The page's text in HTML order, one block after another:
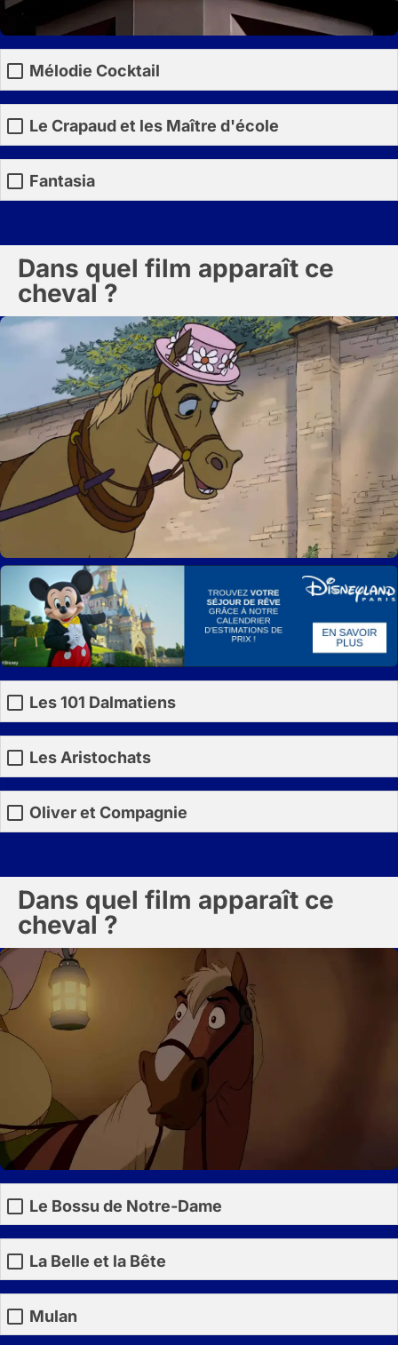
Mélodie Cocktail
Le Crapaud et les Maître d'école
Fantasia
Dans quel film apparaît ce
cheval ?
Les 101 Dalmatiens
Les Aristochats
Oliver et Compagnie
Dans quel film apparaît ce
cheval ?
Le Bossu de Notre-Dame
La Belle et la Bête
Mulan